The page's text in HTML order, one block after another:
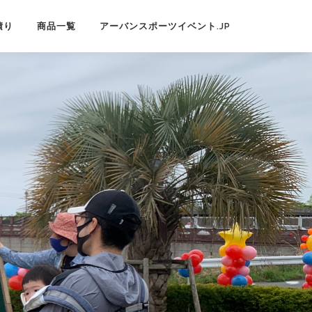
り 商品一覧 アーバンスポーツイベント.JP